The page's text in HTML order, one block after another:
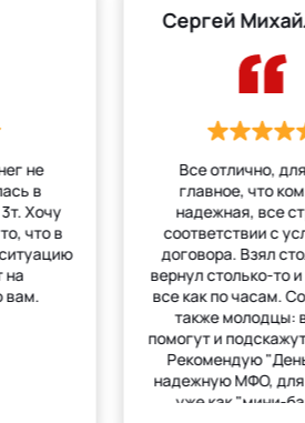
не
в
Хочу
что в
на
вам.
Сергей
Все отлично,
главное, что
надежная, все
соответствии с
договора. Взял
вернул столько-то
все как по часам.
также молодцы:
помогут и
Рекомендую
надежную МФО, для
уже как "мини-